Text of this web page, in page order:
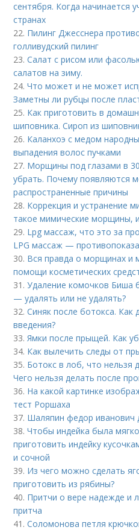
сентября. Когда начинается
странах
22. Пилинг Джесснера
голливудский пилинг
23.Салат с рисом или
салатов на зиму.
24.Что может и не может
Заметны ли рубцы после
25. Как приготовить в
шиповника. Сироп из
26. Каланхоэ с медом
выпадения волос пучками
27. Морщины под глазами в
убрать. Почему появляются
распространенные причины
28. Коррекция и устранение
такое мимические морщины,
29. Lpg массаж, что это за
LPG массаж —
30. Вся правда о морщинах и
помощи косметических
31.Удаление комочков Биша
— удалять или не удалять?
32.Синяк после ботокса. Как
введения?
33. Ямки после прыщей. Как
34. Как вылечить следы от
35. Ботокс в лоб, что нельзя
Чего нельзя делать после
36. На какой картинке
тест Роршаха
37. Шаляпин федор иванович
38.Чтобы индейка была
приготовить индейку
и сочной
39. Из чего можно сделать
приготовить из рябины?
40. Притчи о вере надежде и
притча
41.Соломонова петля